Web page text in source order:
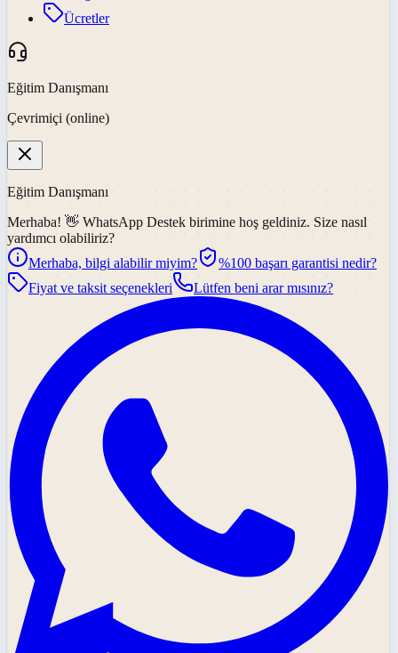
Ücretler
Eğitim Danışmanı
Çevrimiçi (online)
Eğitim Danışmanı
Merhaba! 👋 WhatsApp Destek birimine hoş geldiniz. Size nasıl
yardımcı olabiliriz?
Merhaba, bilgi alabilir miyim?
%100 başarı garantisi nedir?
Fiyat ve taksit seçenekleri
Lütfen beni arar mısınız?